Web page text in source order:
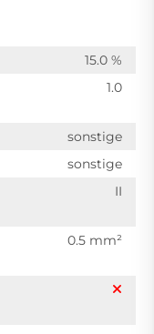
15.0 %
1.0
sonstige
sonstige
II
0.5 mm²